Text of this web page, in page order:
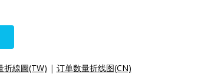
折線圖(TW) | 订单数量折线图(CN)